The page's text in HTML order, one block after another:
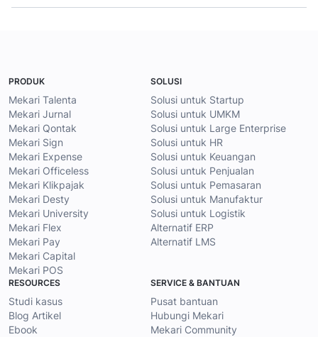
PRODUK
Mekari Talenta
Mekari Jurnal
Mekari Qontak
Mekari Sign
Mekari Expense
Mekari Officeless
Mekari Klikpajak
Mekari Desty
Mekari University
Mekari Flex
Mekari Pay
Mekari Capital
Mekari POS
SOLUSI
Solusi untuk Startup
Solusi untuk UMKM
Solusi untuk Large Enterprise
Solusi untuk HR
Solusi untuk Keuangan
Solusi untuk Penjualan
Solusi untuk Pemasaran
Solusi untuk Manufaktur
Solusi untuk Logistik
Alternatif ERP
Alternatif LMS
RESOURCES
Studi kasus
Blog Artikel
Ebook
SERVICE & BANTUAN
Pusat bantuan
Hubungi Mekari
Mekari Community